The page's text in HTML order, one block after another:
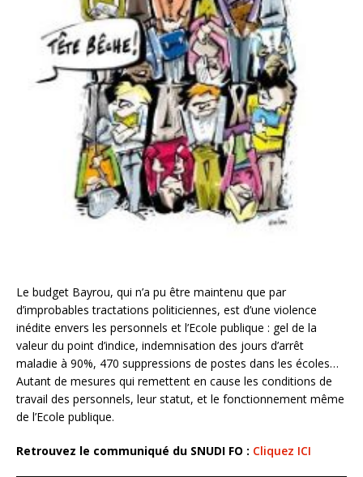
Le budget Bayrou, qui n’a pu être maintenu que par
d’improbables tractations politiciennes, est d’une violence
inédite envers les personnels et l’Ecole publique : gel de la
valeur du point d’indice, indemnisation des jours d’arrêt
maladie à 90%, 470 suppressions de postes dans les écoles…
Autant de mesures qui remettent en cause les conditions de
travail des personnels, leur statut, et le fonctionnement même
de l’Ecole publique.
Retrouvez le communiqué du SNUDI FO : Cliquez ICI